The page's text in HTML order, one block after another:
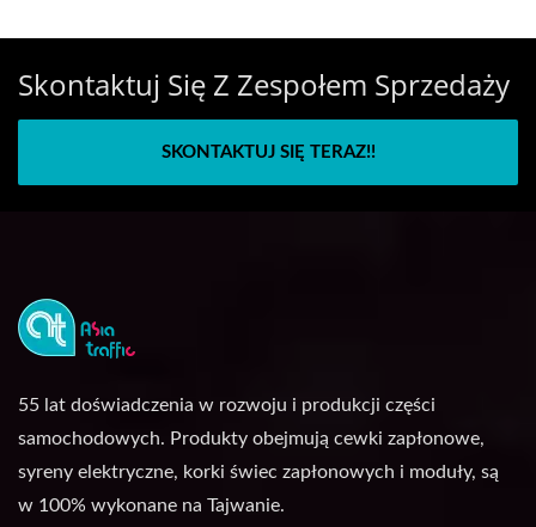
Skontaktuj Się Z Zespołem Sprzedaży
SKONTAKTUJ SIĘ TERAZ!!
55 lat doświadczenia w rozwoju i produkcji części
samochodowych. Produkty obejmują cewki zapłonowe,
syreny elektryczne, korki świec zapłonowych i moduły, są
w 100% wykonane na Tajwanie.